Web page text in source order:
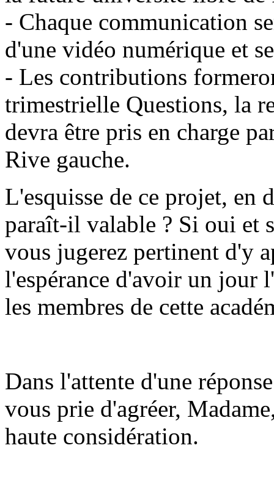
- Chaque communication
d'une vidéo numérique et
- Les contributions
trimestrielle Questions, la
devra être pris en charge
Rive gauche.
L'esquisse de ce projet, en
paraît-il valable ? Si oui et
vous jugerez pertinent d'y
l'espérance d'avoir un jour
les membres de cette
Dans l'attente d'une
vous prie d'agréer,
haute considération.